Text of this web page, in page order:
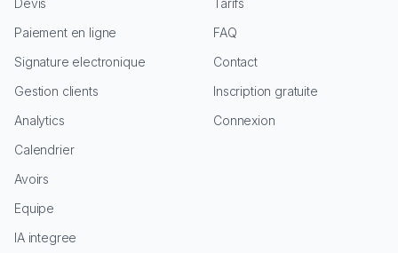
Devis
Paiement en ligne
Signature electronique
Gestion clients
Analytics
Calendrier
Avoirs
Equipe
IA integree
Tarifs
FAQ
Contact
Inscription gratuite
Connexion